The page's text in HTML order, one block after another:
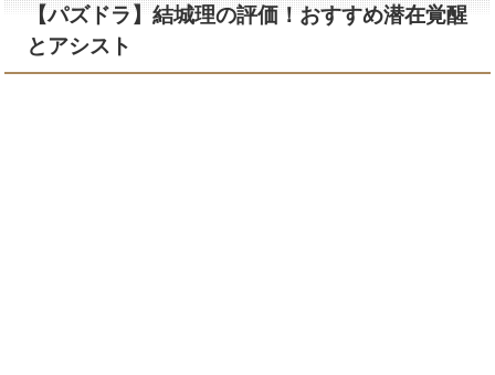
【パズドラ】結城理の評価！おすすめ潜在覚醒
とアシスト